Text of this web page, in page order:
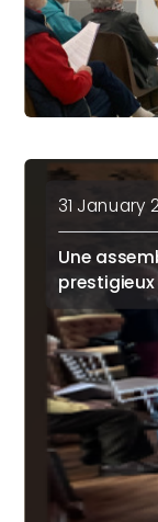
31 January
Une
prestigieux